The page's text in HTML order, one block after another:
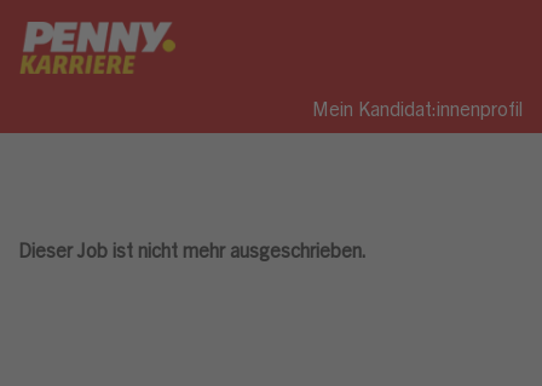
Mein Kandidat:innenprofil
Dieser Job ist nicht mehr ausgeschrieben.